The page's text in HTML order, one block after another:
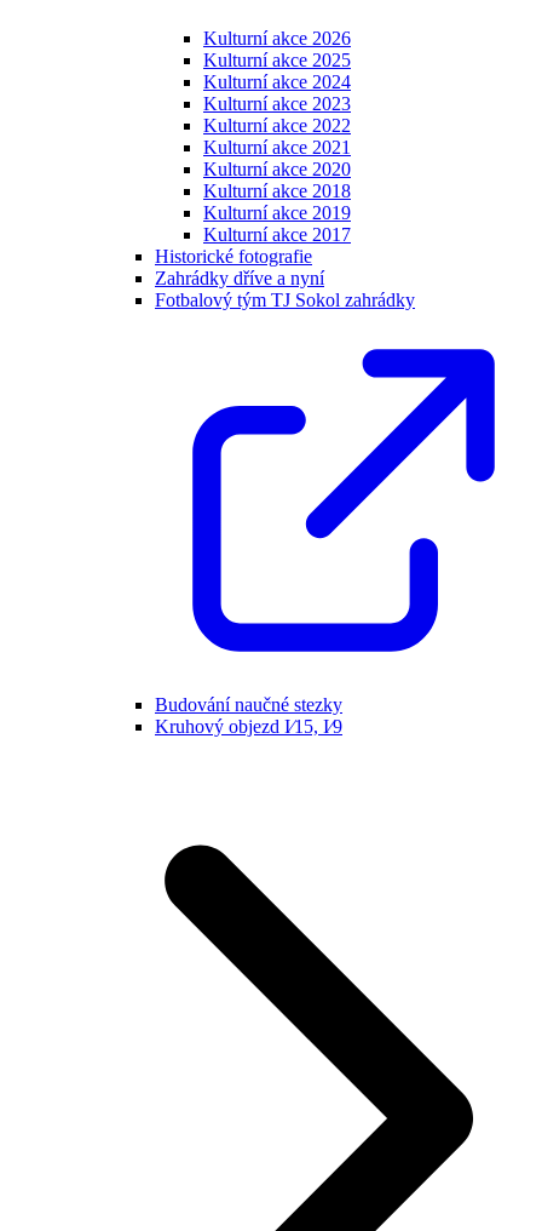
Kulturní akce 2026
Kulturní akce 2025
Kulturní akce 2024
Kulturní akce 2023
Kulturní akce 2022
Kulturní akce 2021
Kulturní akce 2020
Kulturní akce 2018
Kulturní akce 2019
Kulturní akce 2017
Historické fotografie
Zahrádky dříve a nyní
Fotbalový tým TJ Sokol zahrádky
Budování naučné stezky
Kruhový objezd I⁄15, I⁄9